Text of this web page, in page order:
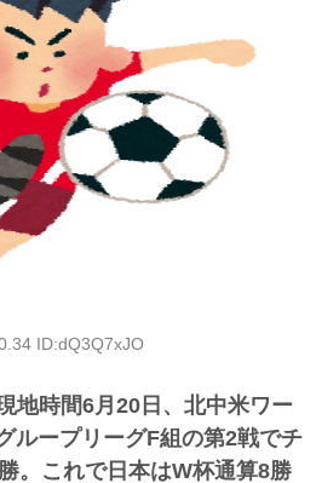
ID:dQ3Q7xJO
地時間6月20日、北中米ワー
ループリーグF組の第2戦でチ
。これで日本はW杯通算8勝